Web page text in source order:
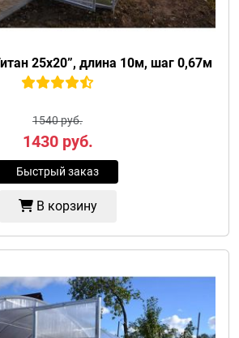
25х20”, длина 10м, шаг 0,67м
1540 руб.
1430руб.
Быстрый заказ
В корзину